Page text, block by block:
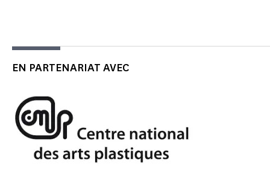
EN PARTENARIAT AVEC